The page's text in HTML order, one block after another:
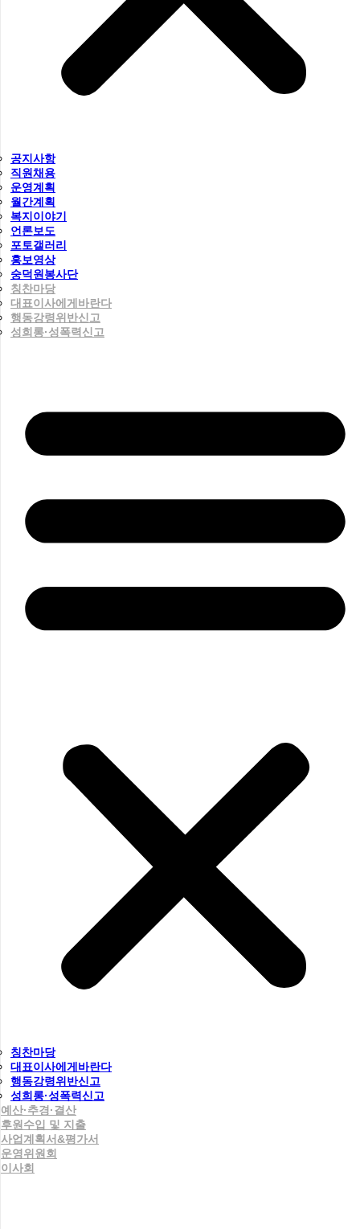
공지사항
직원채용
운영계획
월간계획
복지이야기
언론보도
포토갤러리
홍보영상
숭덕원봉사단
칭찬마당
대표이사에게바란다
행동강령위반신고
성희롱·성폭력신고
칭찬마당
대표이사에게바란다
행동강령위반신고
성희롱·성폭력신고
예산·추경·결산
후원수입 및 지출
사업계획서&평가서
운영위원회
이사회